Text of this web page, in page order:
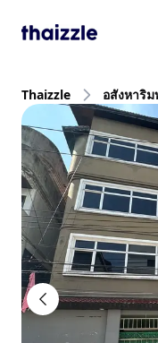
Thaizzle อสังหาริ